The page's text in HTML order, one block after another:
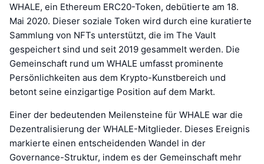
WHALE, ein Ethereum ERC20-Token, debütierte am 18.
Mai 2020. Dieser soziale Token wird durch eine kuratierte
Sammlung von NFTs unterstützt, die im The Vault
gespeichert sind und seit 2019 gesammelt werden. Die
Gemeinschaft rund um WHALE umfasst prominente
Persönlichkeiten aus dem Krypto-Kunstbereich und
betont seine einzigartige Position auf dem Markt.
Einer der bedeutenden Meilensteine für WHALE war die
Dezentralisierung der WHALE-Mitglieder. Dieses Ereignis
markierte einen entscheidenden Wandel in der
Governance-Struktur, indem es der Gemeinschaft mehr